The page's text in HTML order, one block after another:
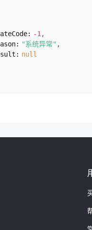
-1
"系统异常"
null